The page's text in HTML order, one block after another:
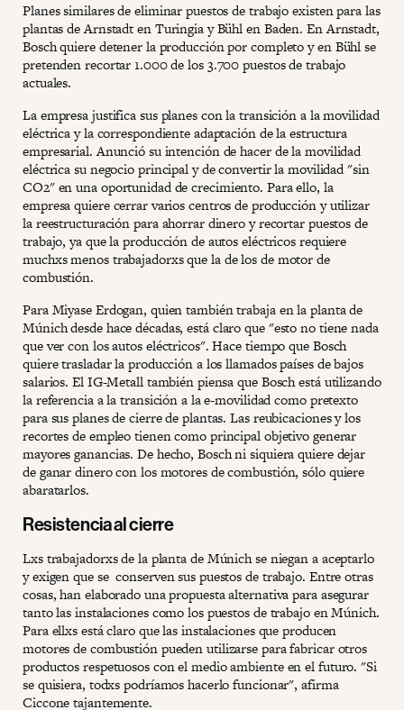
Planes similares de eliminar puestos de trabajo existen para las
plantas de Arnstadt en Turingia y Bühl en Baden. En Arnstadt,
Bosch quiere detener la producción por completo y en Bühl se
pretenden recortar 1.000 de los 3.700 puestos de trabajo
actuales.
La empresa justifica sus planes con la transición a la movilidad
eléctrica y la correspondiente adaptación de la estructura
empresarial. Anunció su intención de hacer de la movilidad
eléctrica su negocio principal y de convertir la movilidad "sin
CO2" en una oportunidad de crecimiento. Para ello, la
empresa quiere cerrar varios centros de producción y utilizar
la reestructuración para ahorrar dinero y recortar puestos de
trabajo, ya que la producción de autos eléctricos requiere
muchxs menos trabajadorxs que la de los de motor de
combustión.
Para Miyase Erdogan, quien también trabaja en la planta de
Múnich desde hace décadas, está claro que "esto no tiene nada
que ver con los autos eléctricos". Hace tiempo que Bosch
quiere trasladar la producción a los llamados países de bajos
salarios. El IG-Metall también piensa que Bosch está utilizando
la referencia a la transición a la e-movilidad como pretexto
para sus planes de cierre de plantas. Las reubicaciones y los
recortes de empleo tienen como principal objetivo generar
mayores ganancias. De hecho, Bosch ni siquiera quiere dejar
de ganar dinero con los motores de combustión, sólo quiere
abaratarlos.
Resistencia al cierre
Lxs trabajadorxs de la planta de Múnich se niegan a aceptarlo
y exigen que se conserven sus puestos de trabajo. Entre otras
cosas, han elaborado una propuesta alternativa para asegurar
tanto las instalaciones como los puestos de trabajo en Múnich.
Para ellxs está claro que las instalaciones que producen
motores de combustión pueden utilizarse para fabricar otros
productos respetuosos con el medio ambiente en el futuro. "Si
se quisiera, todxs podríamos hacerlo funcionar", afirma
Ciccone tajantemente.